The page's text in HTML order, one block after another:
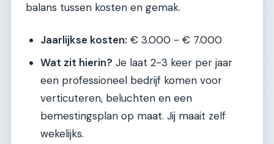
balans tussen kosten en gemak.
Jaarlijkse kosten: € 3.000 - € 7.000
Wat zit hierin? Je laat 2-3 keer per jaar
een professioneel bedrijf komen voor
verticuteren, beluchten en een
bemestingsplan op maat. Jij maait zelf
wekelijks.